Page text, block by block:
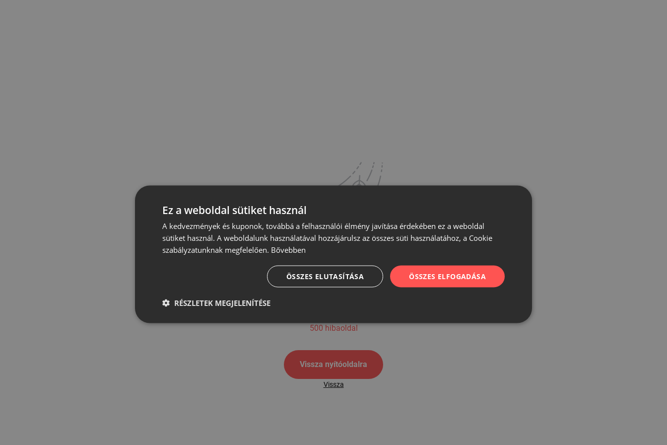
500
500 hibaoldal
Vissza nyítóoldalra
Vissza
Ez a weboldal sütiket használ
A kedvezmények és kuponok, továbbá a felhasználói élmény javítása érdekében ez a weboldal
sütiket használ. A weboldalunk használatával hozzájárulsz az összes süti használatához, a Cookie
szabályzatunknak megfelelően. Bővebben
ÖSSZES ELFOGADÁSA
ÖSSZES ELUTASÍTÁSA
RÉSZLETEK MEGJELENÍTÉSE